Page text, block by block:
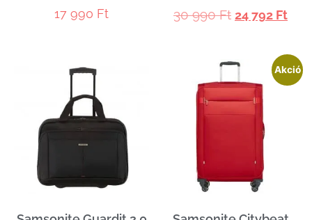
17 990 Ft 30 990Ft 24 792 Ft
Akció